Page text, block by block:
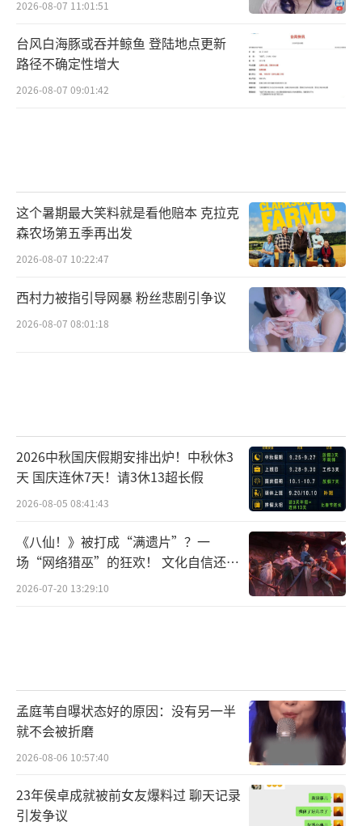
2026-08-07 11:01:51
台风白海豚或吞并鲸鱼 登陆地点更新
路径不确定性增大
2026-08-07 09:01:42
这个暑期最大笑料就是看他赔本 克拉克
森农场第五季再出发
2026-08-07 10:22:47
西村力被指引导网暴 粉丝悲剧引争议
2026-08-07 08:01:18
2026中秋国庆假期安排出炉！中秋休3
天 国庆连休7天！请3休13超长假
2026-08-05 08:41:43
《八仙！》被打成“满遗片”？一
场“网络猎巫”的狂欢！ 文化自信还是
焦虑？
2026-07-20 13:29:10
孟庭苇自曝状态好的原因：没有另一半
就不会被折磨
2026-08-06 10:57:40
23年侯卓成就被前女友爆料过 聊天记录
引发争议